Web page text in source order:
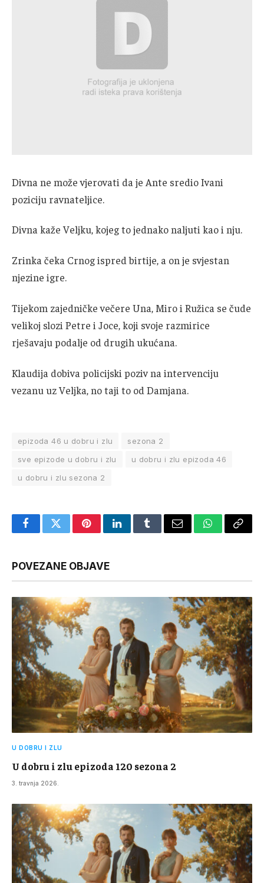
Divna ne može vjerovati da je Ante sredio Ivani
poziciju ravnateljice.
Divna kaže Veljku, kojeg to jednako naljuti kao i nju.
Zrinka čeka Crnog ispred birtije, a on je svjestan
njezine igre.
Tijekom zajedničke večere Una, Miro i Ružica se čude
velikoj slozi Petre i Joce, koji svoje razmirice
rješavaju podalje od drugih ukućana.
Klaudija dobiva policijski poziv na intervenciju
vezanu uz Veljka, no taji to od Damjana.
epizoda 46 u dobru i zlu
sezona 2
sve epizode u dobru i zlu
u dobru i zlu epizoda 46
u dobru i zlu sezona 2
FacebookTwitterPinterestLinkedInTumblrEmail WhatsApp
Copy
POVEZANE OBJAVE
U DOBRU I ZLU
U dobru i zlu epizoda 120 sezona 2
3. travnja 2026.